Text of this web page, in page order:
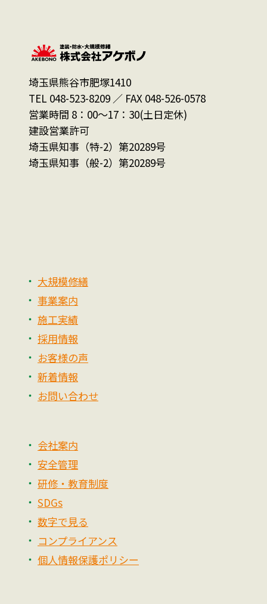
埼玉県熊谷市肥塚1410
TEL 048-523-8209 ／ FAX 048-526-0578
営業時間 8：00～17：30(土日定休)
建設営業許可
埼玉県知事（特-2）第20289号
埼玉県知事（般-2）第20289号
大規模修繕
事業案内
施工実績
採用情報
お客様の声
新着情報
お問い合わせ
会社案内
安全管理
研修・教育制度
SDGs
数字で見る
コンプライアンス
個人情報保護ポリシー